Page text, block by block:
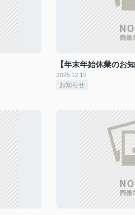
【年末年始休業のお知
2025.12.18
お知らせ